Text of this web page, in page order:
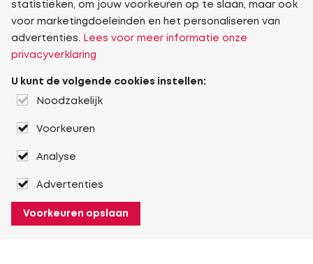
statistieken, om jouw voorkeuren op te slaan, maar ook
voor marketingdoeleinden en het personaliseren van
advertenties.
Lees voor meer informatie onze
privacyverklaring
U kunt de volgende cookies instellen:
Noodzakelijk
Voorkeuren
Analyse
Advertenties
Voorkeuren opslaan